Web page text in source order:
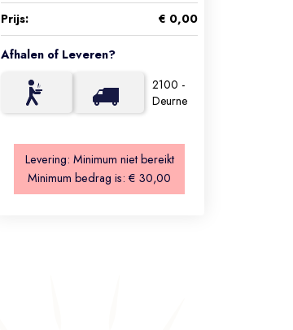
Prijs: € 0,00
Afhalen of Leveren?
2100 -
Deurne
Levering: Minimum niet bereikt
Minimum bedrag is:€ 30,00